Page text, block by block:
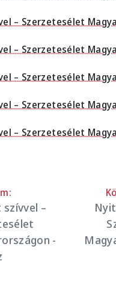
– Szerzetesélet
– Szerzetesélet
– Szerzetesélet
– Szerzetesélet
– Szerzetesélet
–
-